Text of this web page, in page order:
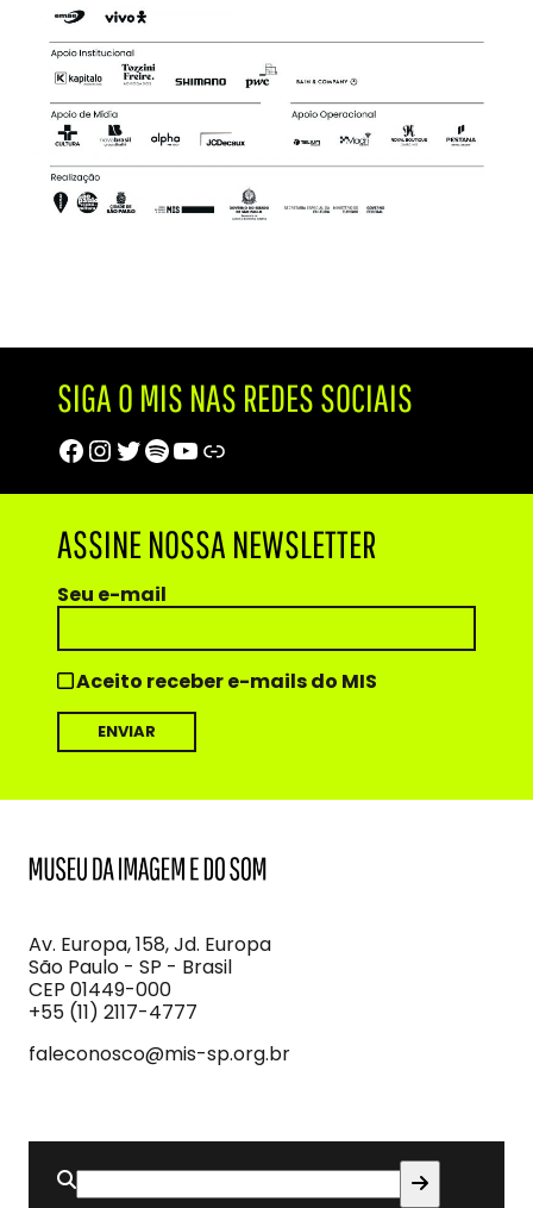
SIGA O MIS NAS REDES SOCIAIS
Facebook
Instagram
Twitter
Spotify
Youtube
Trip Advisor
ASSINE NOSSA NEWSLETTER
Seu e-mail
Aceito receber e-mails do MIS
Imagem
e
do
Som
Av. Europa, 158, Jd. Europa
São Paulo - SP - Brasil
CEP 01449-000
+55 (11) 2117-4777
faleconosco@mis-sp.org.br
Buscar